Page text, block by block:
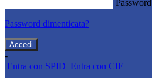
Password
Password dimenticata?
-
Entra con SPID Entra con CIE